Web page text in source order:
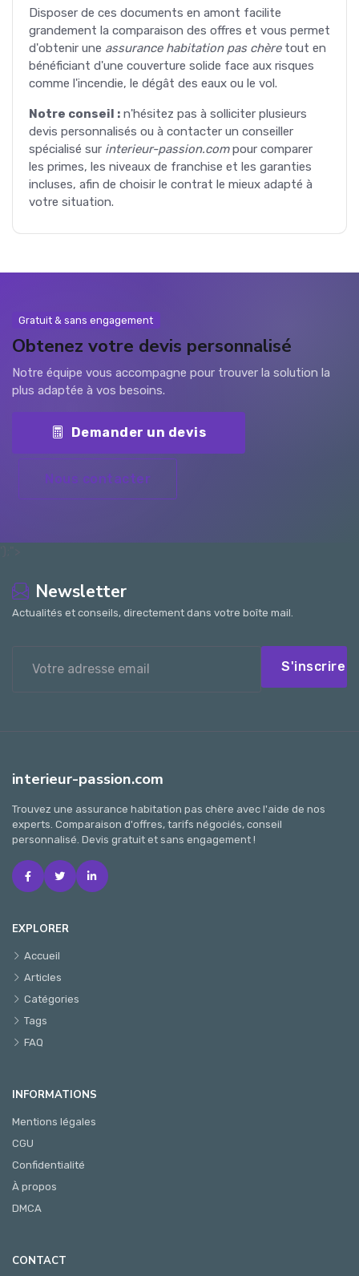
Disposer de ces documents en amont facilite
grandement la comparaison des offres et vous permet
d'obtenir une assurance habitation pas chèretout en
bénéficiant d'une couverture solide face aux risques
comme l'incendie, le dégât des eaux ou le vol.
Notre conseil : n'hésitez pas à solliciter plusieurs
devis personnalisés ou à contacter un conseiller
spécialisé sur interieur-passion.compour comparer
les primes, les niveaux de franchise et les garanties
incluses, afin de choisir le contrat le mieux adapté à
votre situation.
Gratuit & sans engagement
Obtenez votre devis personnalisé
Notre équipe vous accompagne pour trouver la solution la
plus adaptée à vos besoins.
Demander un devis
Nous contacter
Newsletter
Actualités et conseils, directement dans votre boîte mail.
S'inscrire
interieur-passion.com
Trouvez une assurance habitation pas chère avec l'aide de nos
experts. Comparaison d'offres, tarifs négociés, conseil
personnalisé. Devis gratuit et sans engagement !
EXPLORER
Accueil
Articles
Catégories
Tags
FAQ
INFORMATIONS
Mentions légales
CGU
Confidentialité
À propos
DMCA
CONTACT